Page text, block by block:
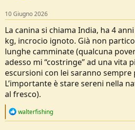
s
:
10 Giugno 2026
La canina si chiama India, ha 4
kg, incrocio ignoto. Già non
lunghe camminate (qualcuna
adesso mi “costringe” ad una vita
escursioni con lei saranno
L’importante è stare sereni nella
al fresco).
R
walterfishing